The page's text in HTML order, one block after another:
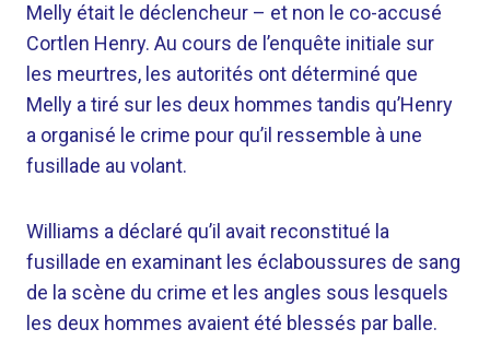
Melly était le déclencheur – et non le co-accusé
Cortlen Henry. Au cours de l’enquête initiale sur
les meurtres, les autorités ont déterminé que
Melly a tiré sur les deux hommes tandis qu’Henry
a organisé le crime pour qu’il ressemble à une
fusillade au volant.
Williams a déclaré qu’il avait reconstitué la
fusillade en examinant les éclaboussures de sang
de la scène du crime et les angles sous lesquels
les deux hommes avaient été blessés par balle.